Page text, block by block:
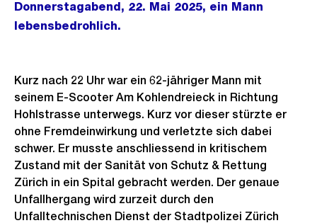
Donnerstagabend, 22. Mai 2025, ein Mann
lebensbedrohlich.
Kurz nach 22 Uhr war ein 62-jähriger Mann mit
seinem E-Scooter Am Kohlendreieck in Richtung
Hohlstrasse unterwegs. Kurz vor dieser stürzte er
ohne Fremdeinwirkung und verletzte sich dabei
schwer. Er musste anschliessend in kritischem
Zustand mit der Sanität von Schutz & Rettung
Zürich in ein Spital gebracht werden. Der genaue
Unfallhergang wird zurzeit durch den
Unfalltechnischen Dienst der Stadtpolizei Zürich